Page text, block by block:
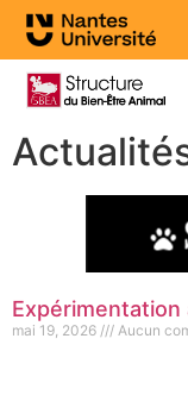
mai 19, 2026 Aucun